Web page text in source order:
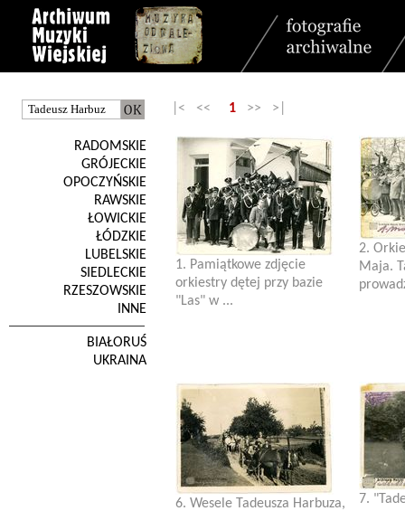
RADOMSKIE
GRÓJECKIE
OPOCZYŃSKIE
RAWSKIE
ŁOWICKIE
ŁÓDZKIE
LUBELSKIE
SIEDLECKIE
RZESZOWSKIE
INNE
BIAŁORUŚ
UKRAINA
|< << 1 >> >|
1. Pamiątkowe zdjęcie
orkiestry dętej przy bazie
"Las" w ...
2.
Maja.
6. Wesele Tadeusza Harbuza,
7.